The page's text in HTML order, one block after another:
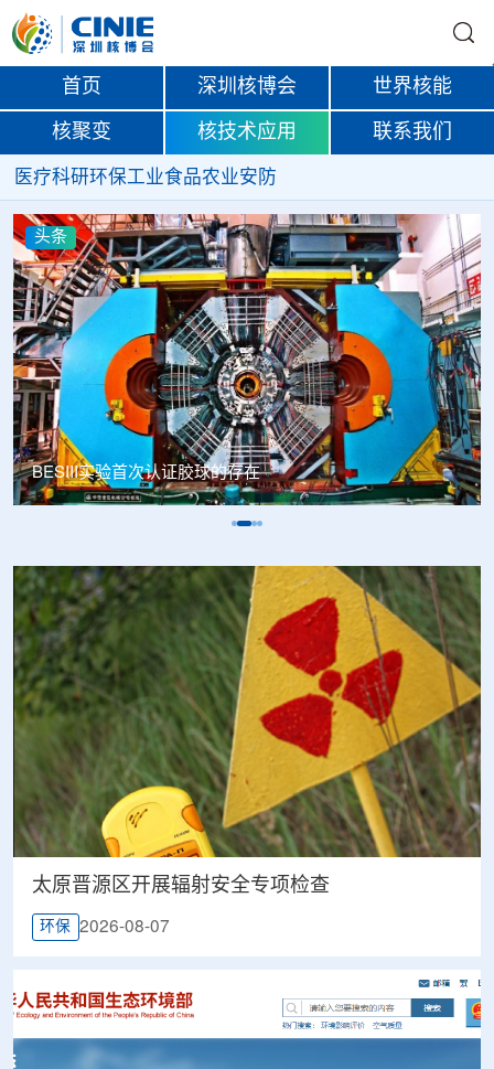
首页 深圳核博会 世界核能
核聚变 核技术应用 联系我们
医疗科研环保工业食品农业安防
头条
Thor Medical从AlphaOne首次交付高纯度钍-228，商业供货
启动
太原晋源区开展辐射安全专项检查
环保 2026-08-07